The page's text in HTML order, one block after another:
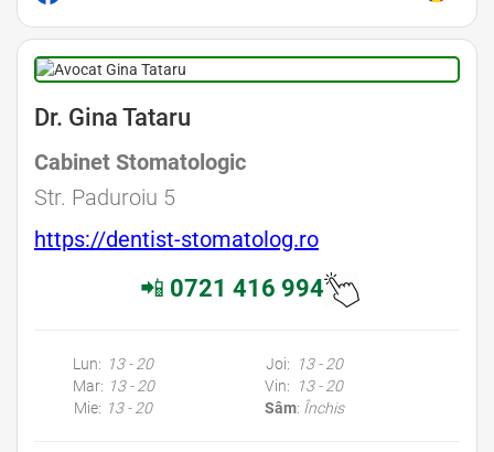
Dr. Gina Tataru
Cabinet Stomatologic
Str. Paduroiu 5
https://dentist-stomatolog.ro
📲 0721 416 994
Lun: 13 - 20
Mar: 13 - 20
Mie: 13 - 20
Joi:
13 - 20
Vin:
13 - 20
Sâm: Închis